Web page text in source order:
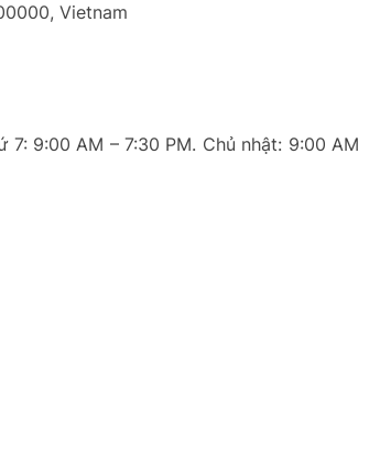
Vietnam
9:00 AM – 7:30 PM. Chủ nhật: 9:00 AM